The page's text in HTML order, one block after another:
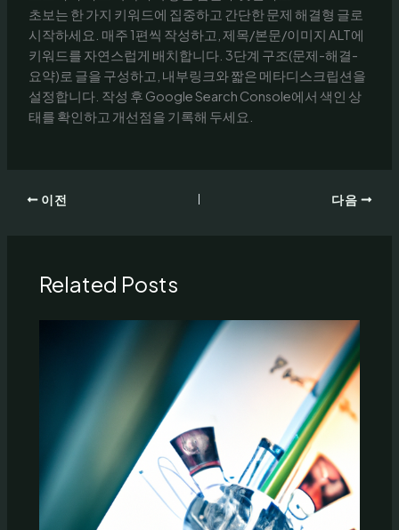
초보는 한 가지 키워드에 집중하고 간단한 문제 해결형 글로
시작하세요. 매주 1편씩 작성하고, 제목/본문/이미지 ALT에
키워드를 자연스럽게 배치합니다. 3단계 구조(문제-해결-
요약)로 글을 구성하고, 내부링크와 짧은 메타디스크립션을
설정합니다. 작성 후 Google Search Console에서 색인 상
태를 확인하고 개선점을 기록해 두세요.
이전 다음
Related Posts